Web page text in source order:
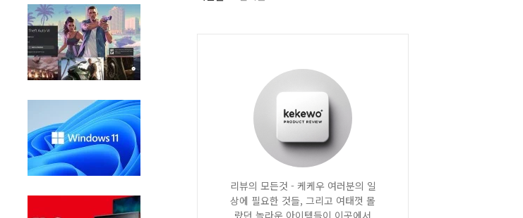
리뷰의 모든것 - 케케우 여러분의 일
상에 필요한 것들, 그리고 여태껏 몰
랐던 놀라운 아이템들이 이곳에서